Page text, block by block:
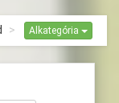
Alkategória